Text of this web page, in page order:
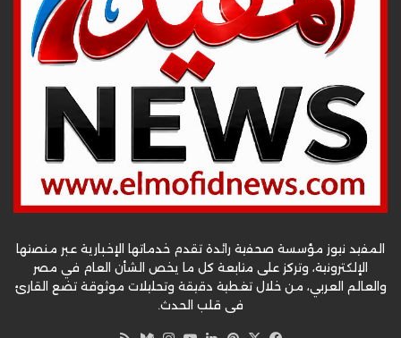
المفيد نيوز مؤسسة صحفية رائدة تقدم خدماتها الإخبارية عبر منصتها
الإلكترونية، وتركز على متابعة كل ما يخص الشأن العام في مصر
والعالم العربي، من خلال تغطية دقيقة وتحليلات موثوقة تضع القارئ
في قلب الحدث.